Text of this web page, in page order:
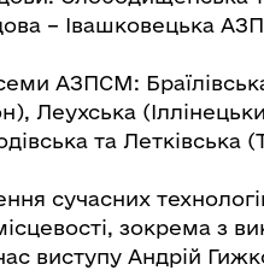
– Івашковецька
АЗПСМ:
Леухська
та Летківська
сучасних
зокрема з
виступу Андрій